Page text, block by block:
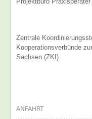
Zentrale
Kooperationsverbünde
Sachsen (ZKI)
ANFAHRT